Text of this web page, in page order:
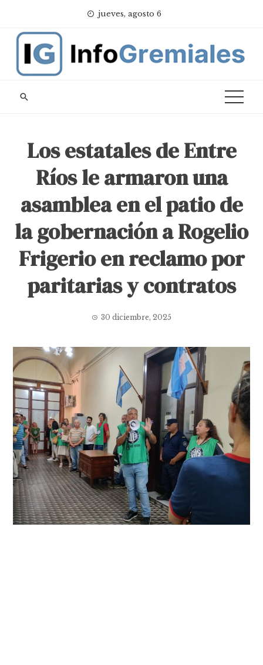
content
jueves, agosto 6
Los estatales de Entre
Ríos le armaron una
asamblea en el patio de
la gobernación a Rogelio
Frigerio en reclamo por
paritarias y contratos
30 diciembre, 2025